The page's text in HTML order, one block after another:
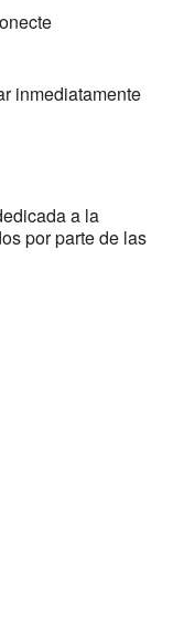
inmediatamente
a la
por parte de las